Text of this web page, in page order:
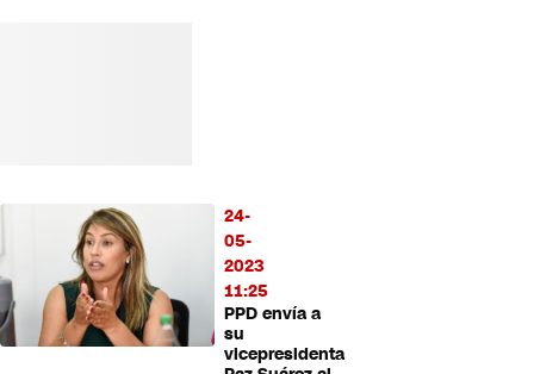
24-
05-
2023
11:25
PPD envía a
su
vicepresidenta